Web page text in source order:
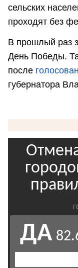
сельских
проходят без
В прошлый раз
День Победы.
после
губернатора